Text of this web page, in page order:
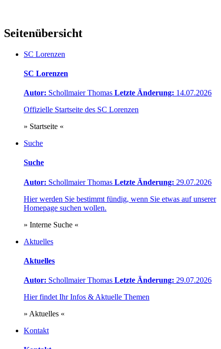
Seitenübersicht
SC Lorenzen
SC Lorenzen
Autor: Schollmaier Thomas Letzte Änderung: 14.07.2026
Offizielle Startseite des SC Lorenzen
» Startseite «
Suche
Suche
Autor: Schollmaier Thomas Letzte Änderung: 29.07.2026
Hier werden Sie bestimmt fündig, wenn Sie etwas auf unserer
Homepage suchen wollen.
» Interne Suche «
Aktuelles
Aktuelles
Autor: Schollmaier Thomas Letzte Änderung: 29.07.2026
Hier findet Ihr Infos & Aktuelle Themen
» Aktuelles «
Kontakt